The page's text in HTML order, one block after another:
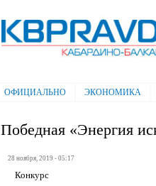
Электронная газета
Балкарская правда"
Главное меню
ОФИЦИАЛЬНО ЭКОНОМИКА
Победная «Энергия
28 ноября, 2019 - 05:17
Конкурс